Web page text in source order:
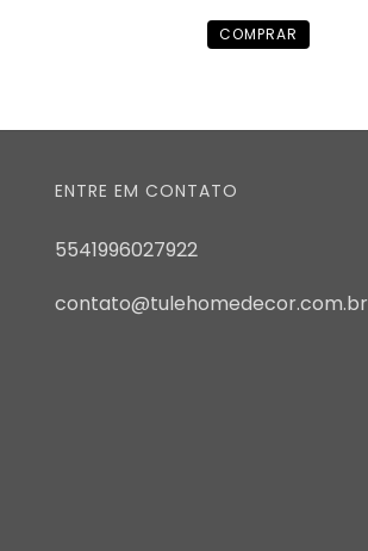
ENTRE EM CONTATO
5541996027922
contato@tulehomedecor.com.br